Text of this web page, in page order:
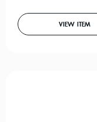
VIEW ITEM